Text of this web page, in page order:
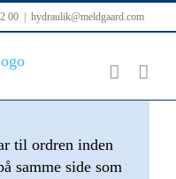
00 hydraulik@meldgaard.com
til ordren inden
samme side som